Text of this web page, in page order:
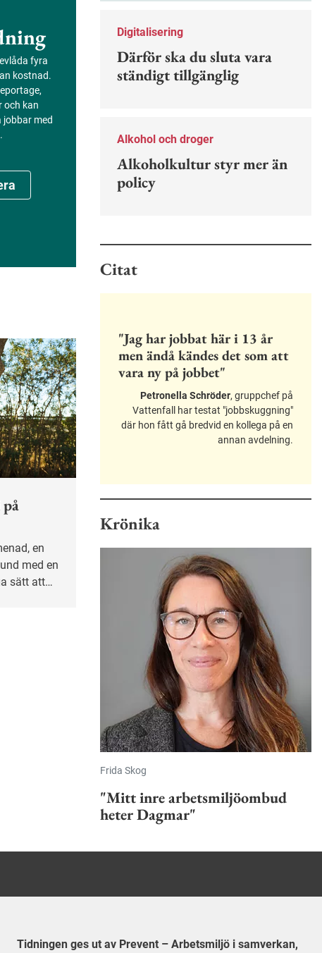
fyra
kostnad.
och kan
jobbar med
med en
sätt att
förebygga ohövligt beteende på
Digitalisering
Därför ska du sluta vara
ständigt tillgänglig
Alkohol och droger
Alkoholkultur styr mer än
policy
Citat
"Jag har jobbat här i 13 år
men ändå kändes det som att
vara ny på jobbet"
Petronella Schröder, gruppchef på
Vattenfall har testat "jobbskuggning"
där hon fått gå bredvid en kollega på en
annan avdelning.
Krönika
Frida Skog
"Mitt inre arbetsmiljöombud
heter Dagmar"
Tidningen ges ut av Prevent – Arbetsmiljö i samverkan,